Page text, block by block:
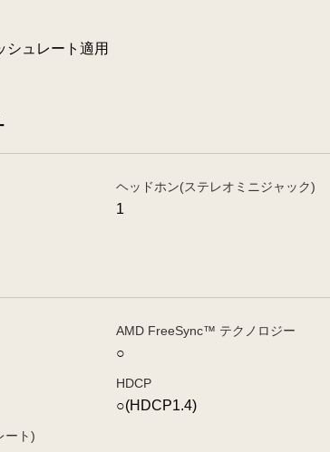
シュレート適用
ヘッドホン(ステレオミニジャック)
1
AMD FreeSync™ テクノロジー
○
HDCP
○(HDCP1.4)
ート)